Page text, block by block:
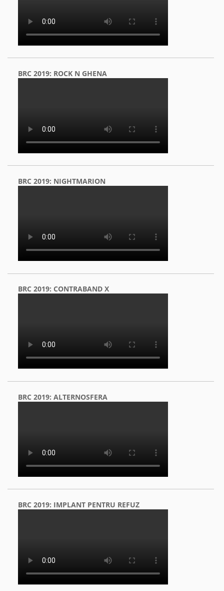
BRC 2019: ROCK N GHENA
BRC 2019: NIGHTMARION
BRC 2019: CONTRABAND X
BRC 2019: ALTERNOSFERA
BRC 2019: IMPLANT PENTRU REFUZ